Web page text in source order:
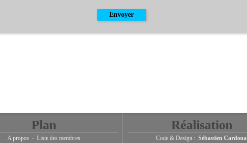
Plan
A propos - Liste des membres
Réalisation
Code & Design : Sébastien Cardona